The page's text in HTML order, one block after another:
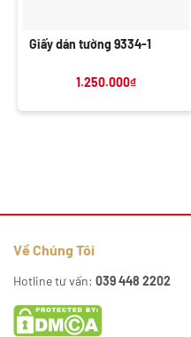
Giấy dán tường 9334-1
1.250.000₫
Về Chúng Tôi
Hotline tư vấn: 039 448 2202